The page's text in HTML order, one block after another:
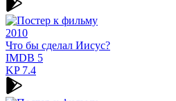
2010
Что бы сделал Иисус?
IMDB 5
KP7.4